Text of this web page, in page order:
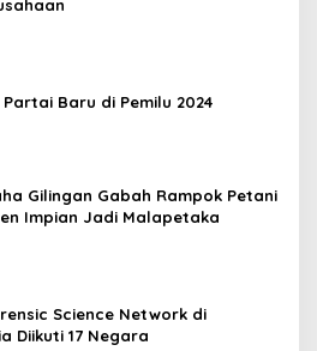
Baru di Pemilu 2024
Gilingan Gabah Rampok Petani
Impian Jadi Malapetaka
Science Network di
Diikuti 17 Negara